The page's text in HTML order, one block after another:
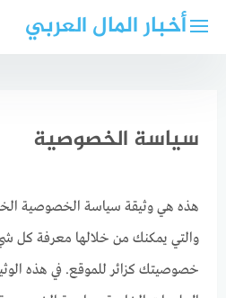
أخبار المال العربي
سياسة الخصوصية
هذه هي وثيقة سياسة الخصوصية
والتي يمكنك من خلالها معرفة كل
خصوصيتك كزائر للموقع. في هذه